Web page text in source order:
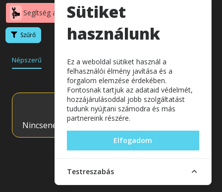
Segítség a választáshoz
Szűrő
Népszerű Akciós Legolcsóbb Készlet
Nincsenek megjeleníthető tételek!
Sütiket
használunk
Ez a weboldal sütiket használ a
felhasználói élmény javítása és a
forgalom elemzése érdekében.
Fontosnak tartjuk az adataid védelmét,
hozzájárulásoddal jobb szolgáltatást
tudunk nyújtani számodra és más
partnereink részére.
Elfogadom
Testreszabás